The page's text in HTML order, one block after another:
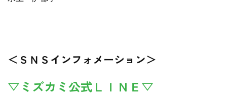
＜ＳＮＳインフォメーション＞
▽ミズカミ公式ＬＩＮＥ▽